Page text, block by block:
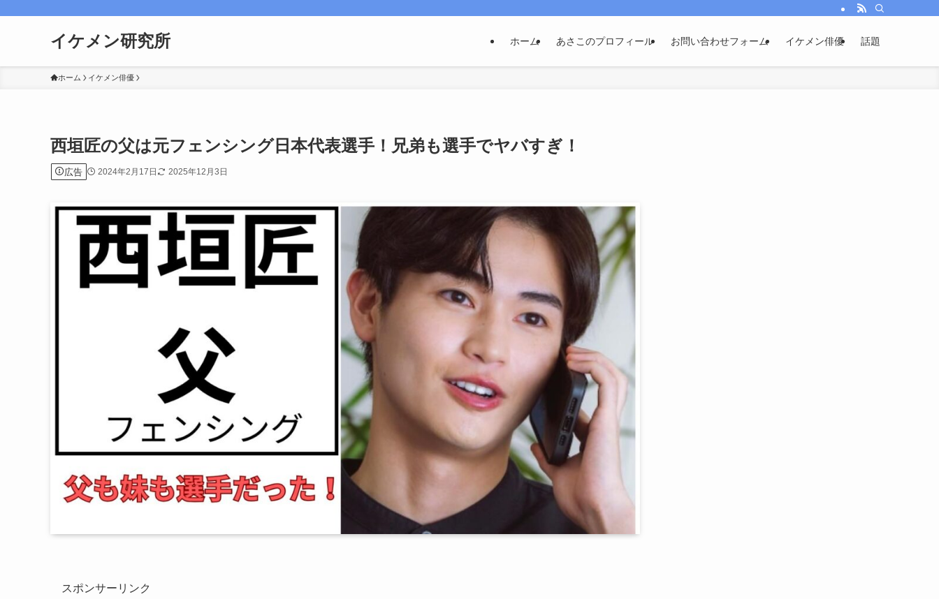
イケメン研究所 ホーム あさこのプロフィール お問い合わせフォーム イケメン俳優 話題
ホーム イケメン俳優
西垣匠の父は元フェンシング日本代表選手！兄弟も選手でヤバすぎ！
広告 2024年2月17日 2025年12月3日
スポンサーリンク